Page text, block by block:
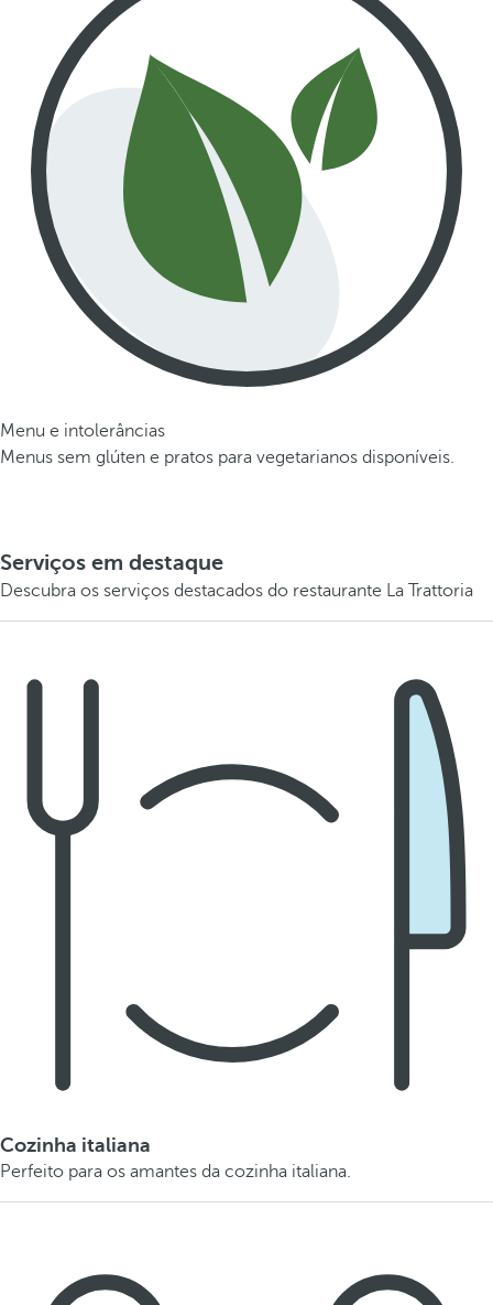
Menu e intolerâncias
Menus sem glúten e pratos para vegetarianos disponíveis.
Serviços em destaque
Descubra os serviços destacados do restaurante La Trattoria
Cozinha italiana
Perfeito para os amantes da cozinha italiana.